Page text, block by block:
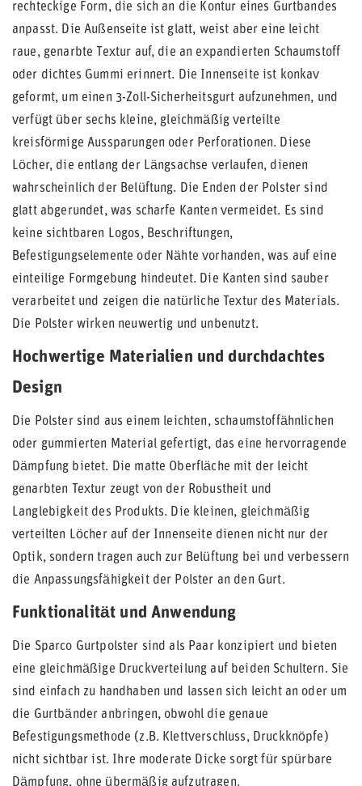
rechteckige Form, die sich an die Kontur eines Gurtbandes
anpasst. Die Außenseite ist glatt, weist aber eine leicht
raue, genarbte Textur auf, die an expandierten Schaumstoff
oder dichtes Gummi erinnert. Die Innenseite ist konkav
geformt, um einen 3-Zoll-Sicherheitsgurt aufzunehmen, und
verfügt über sechs kleine, gleichmäßig verteilte
kreisförmige Aussparungen oder Perforationen. Diese
Löcher, die entlang der Längsachse verlaufen, dienen
wahrscheinlich der Belüftung. Die Enden der Polster sind
glatt abgerundet, was scharfe Kanten vermeidet. Es sind
keine sichtbaren Logos, Beschriftungen,
Befestigungselemente oder Nähte vorhanden, was auf eine
einteilige Formgebung hindeutet. Die Kanten sind sauber
verarbeitet und zeigen die natürliche Textur des Materials.
Die Polster wirken neuwertig und unbenutzt.
Hochwertige Materialien und durchdachtes
Design
Die Polster sind aus einem leichten, schaumstoffähnlichen
oder gummierten Material gefertigt, das eine hervorragende
Dämpfung bietet. Die matte Oberfläche mit der leicht
genarbten Textur zeugt von der Robustheit und
Langlebigkeit des Produkts. Die kleinen, gleichmäßig
verteilten Löcher auf der Innenseite dienen nicht nur der
Optik, sondern tragen auch zur Belüftung bei und verbessern
die Anpassungsfähigkeit der Polster an den Gurt.
Funktionalität und Anwendung
Die Sparco Gurtpolster sind als Paar konzipiert und bieten
eine gleichmäßige Druckverteilung auf beiden Schultern. Sie
sind einfach zu handhaben und lassen sich leicht an oder um
die Gurtbänder anbringen, obwohl die genaue
Befestigungsmethode (z.B. Klettverschluss, Druckknöpfe)
nicht sichtbar ist. Ihre moderate Dicke sorgt für spürbare
Dämpfung, ohne übermäßig aufzutragen.